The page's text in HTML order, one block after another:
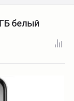
белый